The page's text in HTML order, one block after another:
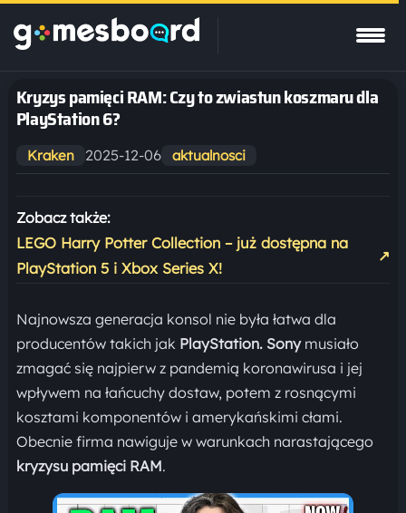
Kryzys pamięci RAM: Czy to zwiastun koszmaru dla
PlayStation 6?
Kraken 2025-12-06 aktualnosci
Zobacz także:
LEGO Harry Potter Collection – już dostępna na
PlayStation 5 i Xbox Series X!
↗
Najnowsza generacja konsol nie była łatwa dla
producentów takich jak PlayStation. Sonymusiało
zmagać się najpierw z pandemią koronawirusa i jej
wpływem na łańcuchy dostaw, potem z rosnącymi
kosztami komponentów i amerykańskimi cłami.
Obecnie firma nawiguje w warunkach narastającego
kryzysu pamięci RAM.